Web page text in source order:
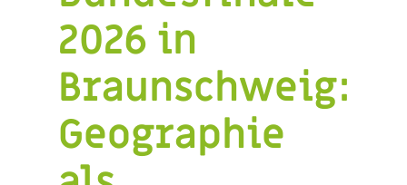
2026 in
Braunschweig:
Geographie